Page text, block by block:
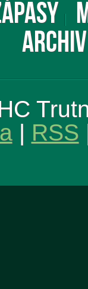
ARCHIV
| RSS